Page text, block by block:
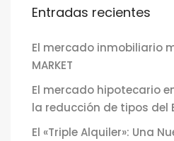
Entradas recientes
El mercado inmobiliario
MARKET
El mercado hipotecario
la reducción de tipos del
El «Triple Alquiler»: Una